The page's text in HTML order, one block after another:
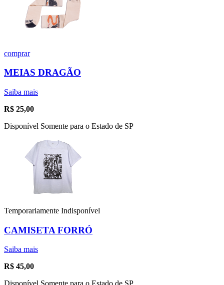
comprar
MEIAS DRAGÃO
Saiba mais
R$ 25,00
Disponível Somente para o Estado de SP
Temporariamente Indisponível
CAMISETA FORRÓ
Saiba mais
R$ 45,00